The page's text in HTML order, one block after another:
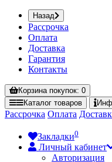
Назад
Рассрочка
Оплата
Доставка
Гарантия
Контакты
Корзинапокупок: 0
Каталог товаров
Рассрочка Оплата
Закладки0
Личный кабинет
Авторизация